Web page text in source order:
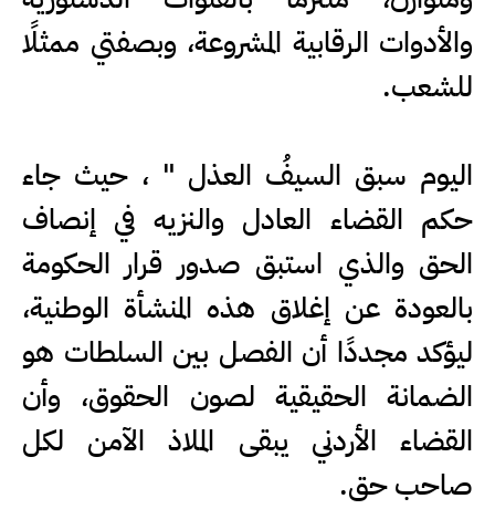
والأدوات الرقابية المشروعة، وبصفتي ممثلًا
للشعب.
اليوم سبق السيفُ العذل " ، حيث جاء
حكم القضاء العادل والنزيه في إنصاف
الحق والذي استبق صدور قرار الحكومة
بالعودة عن إغلاق هذه المنشأة الوطنية،
ليؤكد مجددًا أن الفصل بين السلطات هو
الضمانة الحقيقية لصون الحقوق، وأن
القضاء الأردني يبقى الملاذ الآمن لكل
صاحب حق.